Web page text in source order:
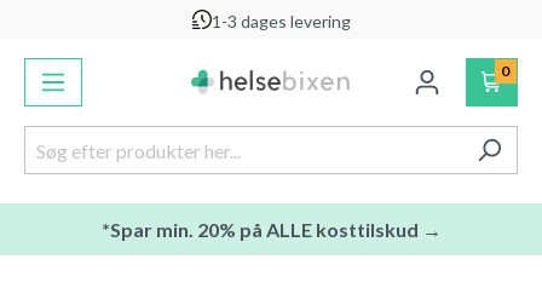
1-3 dages levering
0
*Spar min. 20% på ALLE kosttilskud →